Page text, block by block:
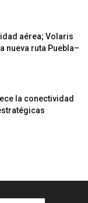
aérea; Volaris
nueva ruta Puebla–
la conectividad